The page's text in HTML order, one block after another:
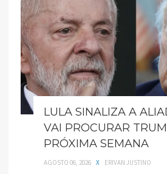
LULA SINALIZA A
VAI PROCURAR
PRÓXIMA SEMANA
AGOSTO 06, 2026 X ERIVAN JUSTINO